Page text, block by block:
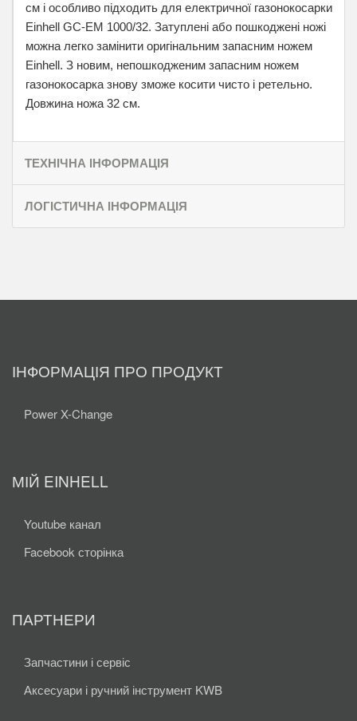
см і особливо підходить для електричної газонокосарки
Einhell GC-EM 1000/32. Затуплені або пошкоджені ножі
можна легко замінити оригінальним запасним ножем
Einhell. З новим, непошкодженим запасним ножем
газонокосарка знову зможе косити чисто і ретельно.
Довжина ножа 32 см.
ТЕХНІЧНА ІНФОРМАЦІЯ
ЛОГІСТИЧНА ІНФОРМАЦІЯ
ІНФОРМАЦІЯ ПРО ПРОДУКТ
Power X-Change
МІЙ EINHELL
Youtube канал
Facebook сторінка
ПАРТНЕРИ
Запчастини і сервіс
Аксесуари і ручний інструмент KWB